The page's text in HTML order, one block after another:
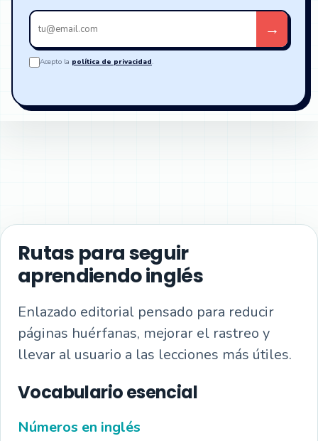
Tu
email
→
Acepto la política de privacidad.
Rutas para seguir
aprendiendo inglés
Enlazado editorial pensado para reducir
páginas huérfanas, mejorar el rastreo y
llevar al usuario a las lecciones más útiles.
Vocabulario esencial
Números en inglés